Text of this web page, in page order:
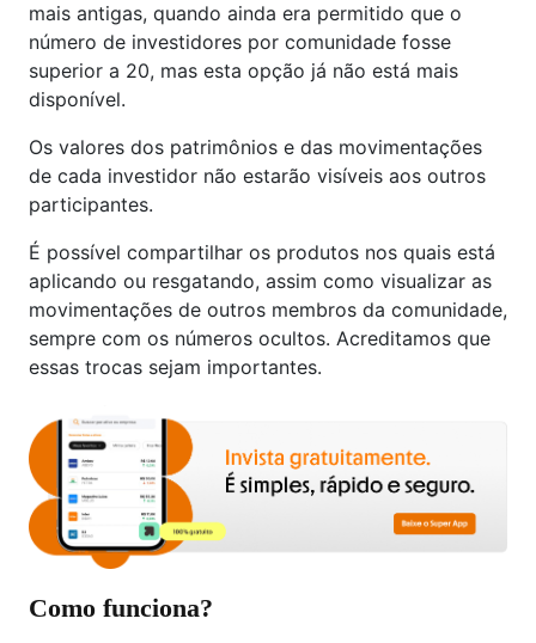
mais antigas, quando ainda era permitido que o
número de investidores por comunidade fosse
superior a 20, mas esta opção já não está mais
disponível.
Os valores dos patrimônios e das movimentações
de cada investidor não estarão visíveis aos outros
participantes.
É possível compartilhar os produtos nos quais está
aplicando ou resgatando, assim como visualizar as
movimentações de outros membros da comunidade,
sempre com os números ocultos. Acreditamos que
essas trocas sejam importantes.
Como funciona?